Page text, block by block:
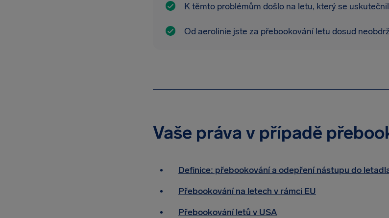
K těmto problémům došlo na letu, který se
Od aerolinie jste za přebookování letu dosud
Vaše práva v případě
Definice: přebookování a odepření nástupu do
Přebookování na letech v rámci EU
Přebookování letů v USA